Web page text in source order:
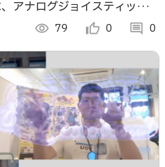
アナログジョイスティック的
て操作します。NT金沢2026
visibility 79 thumb_up_alt 0 comment 0